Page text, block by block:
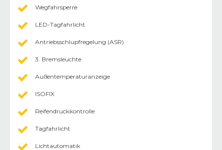
Wegfahrsperre
LED-Tagfahrlicht
Antriebsschlupfregelung (ASR)
3. Bremsleuchte
Außentemperaturanzeige
ISOFIX
Reifendruckkontrolle
Tagfahrlicht
Lichtautomatik